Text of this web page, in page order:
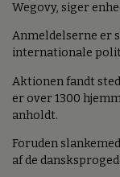
Wegovy, siger
Anmeldelserne er
internationale
Aktionen fandt
er over 1300
anholdt.
Foruden
af de